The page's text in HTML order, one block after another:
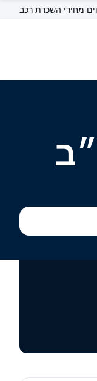
מחירי השכרת רכב